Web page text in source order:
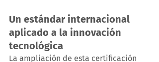
Un estándar internacional
aplicado a la innovación
tecnológica
La ampliación de esta certificación